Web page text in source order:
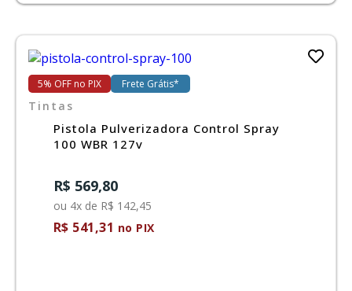
5% OFF no PIX Frete Grátis*
Tintas
Pistola Pulverizadora Control Spray
100 WBR 127v
R$ 569,80
ou 4x de R$ 142,45
R$ 541,31 no PIX